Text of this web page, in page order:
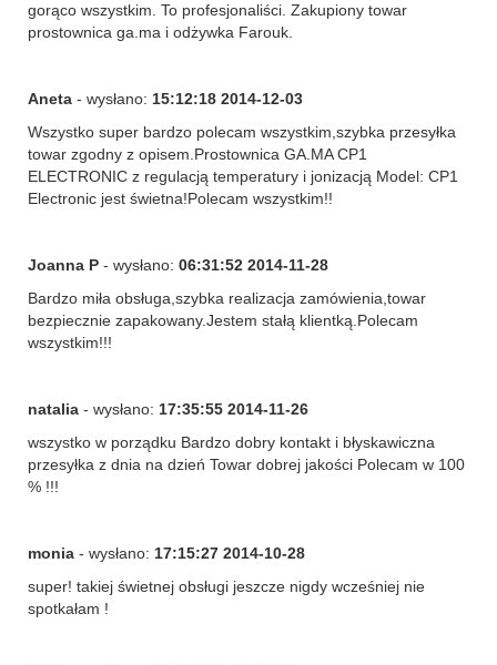
gorąco wszystkim. To profesjonaliści. Zakupiony towar
prostownica ga.ma i odżywka Farouk.
Aneta - wysłano: 15:12:18 2014-12-03
Wszystko super bardzo polecam wszystkim,szybka przesyłka
towar zgodny z opisem.Prostownica GA.MA CP1
ELECTRONIC z regulacją temperatury i jonizacją Model: CP1
Electronic jest świetna!Polecam wszystkim!!
Joanna P - wysłano: 06:31:52 2014-11-28
Bardzo miła obsługa,szybka realizacja zamówienia,towar
bezpiecznie zapakowany.Jestem stałą klientką.Polecam
wszystkim!!!
natalia - wysłano: 17:35:55 2014-11-26
wszystko w porządku Bardzo dobry kontakt i błyskawiczna
przesyłka z dnia na dzień Towar dobrej jakości Polecam w 100
% !!!
monia - wysłano: 17:15:27 2014-10-28
super! takiej świetnej obsługi jeszcze nigdy wcześniej nie
spotkałam !